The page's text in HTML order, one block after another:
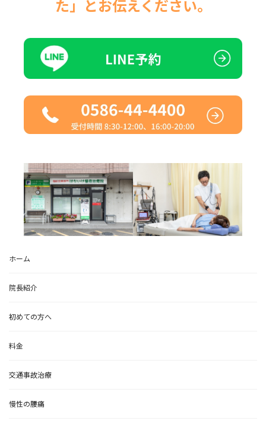
た」とお伝えください。
ホーム
院長紹介
初めての方へ
料金
交通事故治療
慢性の腰痛